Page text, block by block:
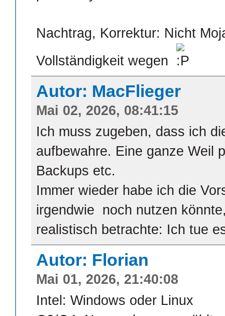
Nachtrag, Korrektur: Nicht
Vollständigkeit wegen
Autor: MacFlieger
Mai 02, 2026, 08:41:15
Ich muss zugeben, dass ich
aufbewahre. Eine ganze Weil
Backups etc.
Immer wieder habe ich die
irgendwie noch nutzen
realistisch betrachte: Ich tue
Autor: Florian
Mai 01, 2026, 21:40:08
Intel: Windows oder Linux